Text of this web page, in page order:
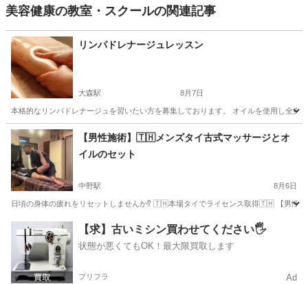
美容健康の教室・スクールの関連記事
リンパドレナージュレッスン
大森駅 8月7日
本格的なリンパドレナージュを習いたい方を募集しております。 オイルを使用し全
東京 大田区 大森駅 美容健康 リンパドレナージュ
【男性施術】🇹🇭メンズタイ古式マッサージとオ
イルのセット
中野駅 8月6日
日頃の身体の疲れをリセットしませんか⁉️ 🇹🇭本場タイでライセンス取得🇹🇭 【男性
東京 中野区 中野駅 マッサージ タイ式
【求】古いミシン買わせてください🖐️
状態が悪くてもOK！最大限買取します
プリフラ Ad